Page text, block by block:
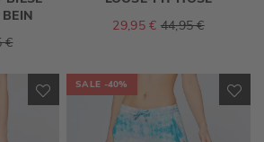
€
29,95 € 44,95 €
ZUR
WUNSCHLISTE
SALE -40%